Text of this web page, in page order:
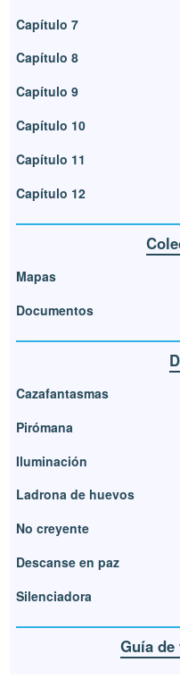
Capítulo 7
Capítulo 8
Capítulo 9
Capítulo 10
Capítulo 11
Capítulo 12
Mapas
Documentos
Cazafantasmas
Pirómana
Iluminación
Ladrona de huevos
No creyente
Descanse en paz
Silenciadora
Guía